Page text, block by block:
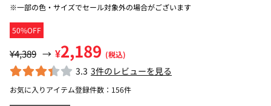
50%OFF
※一部の色・サイズでセール対象外の場合がございます
¥4,389 → ¥2,189 (税込)
3.3 3件のレビューを見る
お気に入りアイテム登録件数： 156件